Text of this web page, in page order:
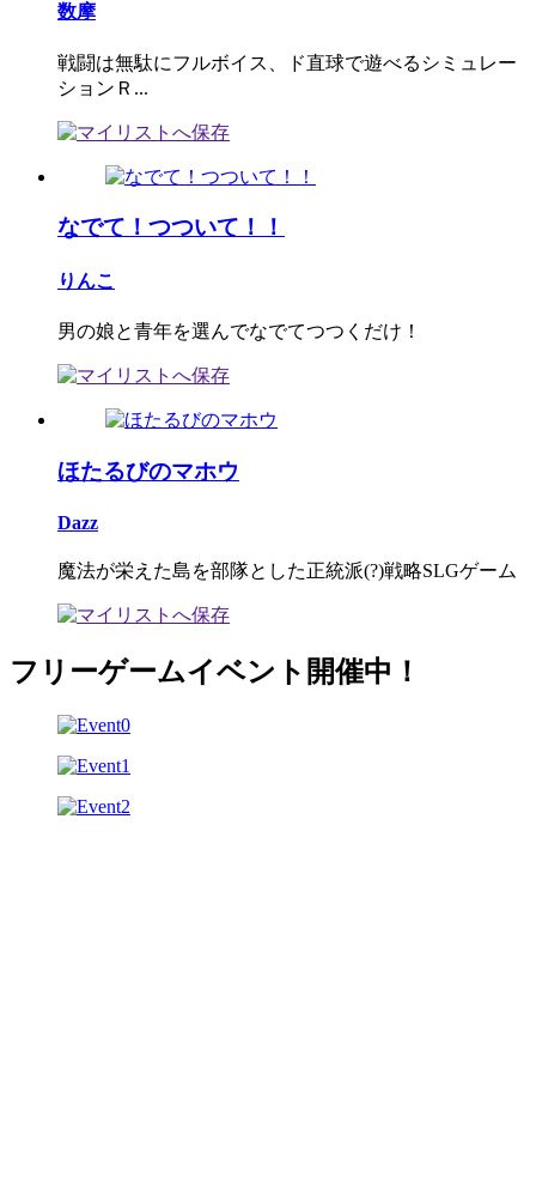
数摩
戦闘は無駄にフルボイス、ド直球で遊べるシミュレー
ションＲ...
なでて！つついて！！
りんこ
男の娘と青年を選んでなでてつつくだけ！
ほたるびのマホウ
Dazz
魔法が栄えた島を部隊とした正統派(?)戦略SLGゲーム
フリーゲームイベント開催中！